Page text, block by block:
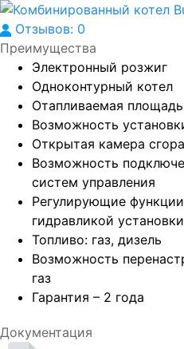
Отзывов: 0
Преимущества
Электронный розжиг
Одноконтурный котел
Отапливаемая
Возможность
Открытая камера
Возможность
систем управления
Регулирующие
гидравликой установки
Топливо: газ, дизель
Возможность
газ
Гарантия – 2 года
Документация